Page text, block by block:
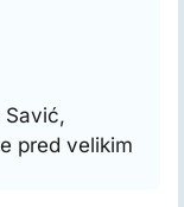
Savić,
pred velikim